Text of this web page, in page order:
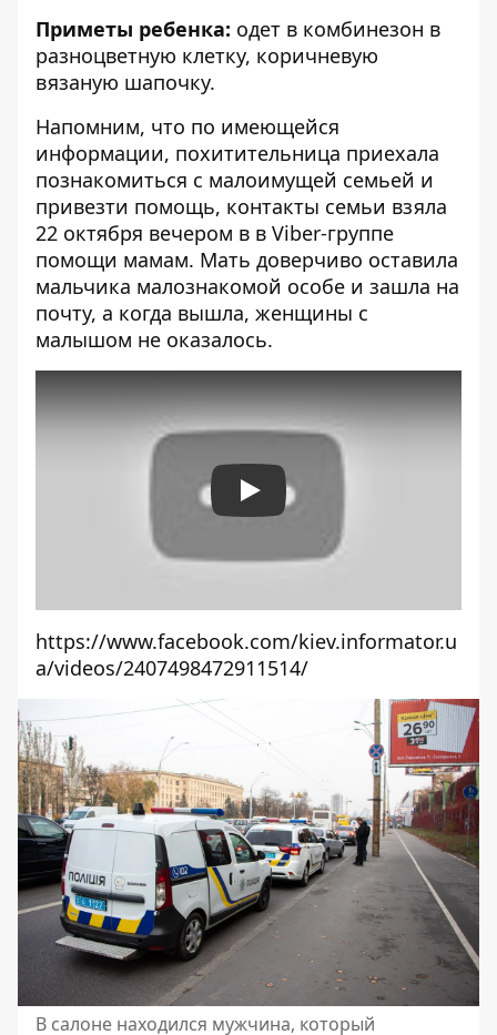
Приметы ребенка: одет в комбинезон в
разноцветную клетку, коричневую
вязаную шапочку.
Напомним, что по имеющейся
информации, похитительница приехала
познакомиться с малоимущей семьей и
привезти помощь, контакты семьи взяла
22 октября вечером в в Viber-группе
помощи мамам. Мать доверчиво оставила
мальчика малознакомой особе и зашла на
почту, а когда вышла, женщины с
малышом не оказалось.
Play
https://www.facebook.com/kiev.informator.u
a/videos/2407498472911514/
В салоне находился мужчина, который